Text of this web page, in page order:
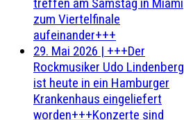
zum Viertelfinale
aufeinander+++
29. Mai 2026 | +++Der
Rockmusiker Udo Lindenberg
ist heute in ein Hamburger
Krankenhaus eingeliefert
worden+++Konzerte sind